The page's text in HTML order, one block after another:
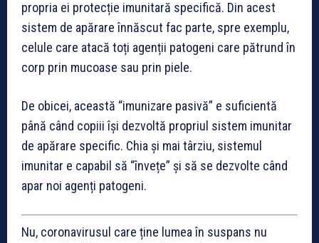
propria ei protecție imunitară specifică. Din acest
sistem de apărare înnăscut fac parte, spre exemplu,
celule care atacă toți agenții patogeni care pătrund în
corp prin mucoase sau prin piele.
De obicei, această “imunizare pasivă” e suficientă
până când copiii își dezvoltă propriul sistem imunitar
de apărare specific. Chia și mai târziu, sistemul
imunitar e capabil să “învețe” și să se dezvolte când
apar noi agenți patogeni.
Nu, coronavirusul care ține lumea în suspans nu